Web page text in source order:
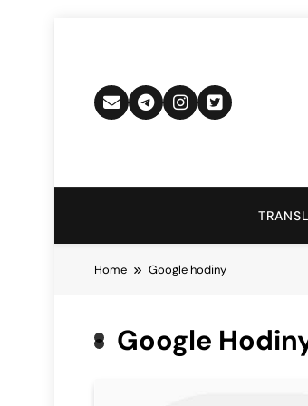
Home Google hodiny
Google